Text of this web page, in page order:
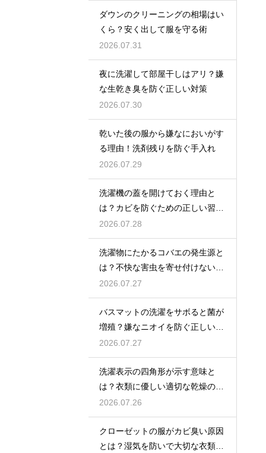
ダウンのクリーニングの相場はい
くら？安く出して服を守る術
2026.07.31
夜に洗濯して部屋干しはアリ？嫌
な生乾き臭を防ぐ正しい対策
2026.07.30
乾いた後の服から嫌なにおいがす
る理由！洗剤残りを防ぐ手入れ
2026.07.29
洗濯機の蓋を開けておく理由と
は？カビを防ぐための正しい習慣
とコツ
2026.07.28
洗濯物にたかるコバエの発生源と
は？不快な害虫を寄せ付けないた
めの対策
2026.07.27
バスマットの洗濯をサボると菌が
増殖？嫌なニオイを防ぐ正しいケ
ア方法
2026.07.27
洗濯表示の四角形が示す意味と
は？衣類に優しい適切な乾燥の方
法を解説
2026.07.26
クローゼットの服がカビ臭い原因
とは？湿気を防いで大切な衣類を